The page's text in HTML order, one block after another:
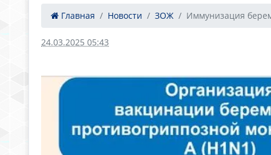
Главная Новости ЗОЖ Иммунизация
24.03.2025 05:43